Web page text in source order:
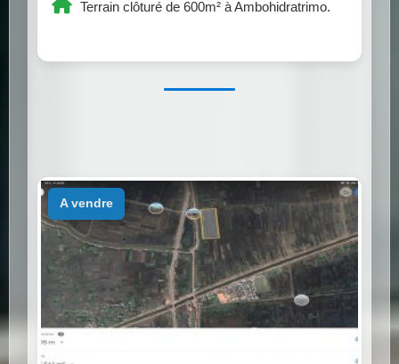
Terrain clôturé de 600m² à Ambohidratrimo.
a vendre